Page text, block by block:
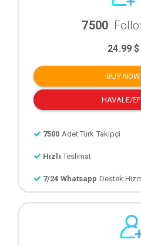
7500
24.99 $
BUY NOW
HAVALE/
7500 Adet Türk Takipçi
Hızlı Teslimat
7/24 Whatsapp